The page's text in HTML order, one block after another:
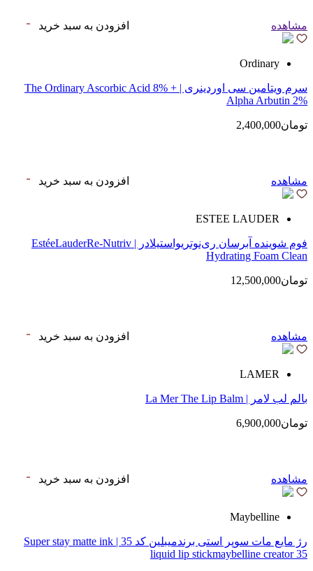
مشاهده افزودن به سبد خرید
Ordinary
سرم ویتامین سی اوردینری | The Ordinary Ascorbic Acid 8% +
Alpha Arbutin 2%
تومان2,400,000
مشاهده افزودن به سبد خرید
ESTEE LAUDER
فوم شوینده آبرسان ری‌نوتریواستیلادر | EstéeLauderRe-Nutriv
Hydrating Foam Clean
تومان12,500,000
مشاهده افزودن به سبد خرید
LAMER
بالم لب لامر | La Mer The Lip Balm
تومان6,900,000
مشاهده افزودن به سبد خرید
Maybelline
رژ مایع مات سوپر استی‌ برندمیبلین کد 35 | Super stay matte ink
liquid lip stickmaybelline creator 35